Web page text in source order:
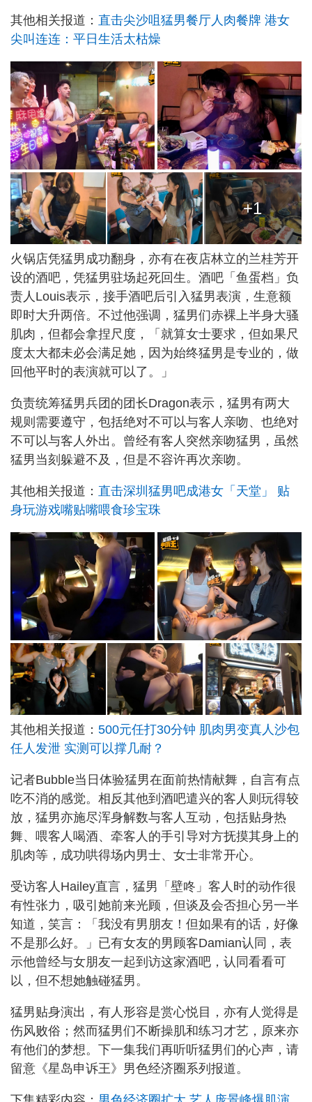
其他相关报道： 直击尖沙咀猛男餐厅人肉餐牌 港女
尖叫连连：平日生活太枯燥
+1
火锅店凭猛男成功翻身，亦有在夜店林立的兰桂芳开
设的酒吧，凭猛男驻场起死回生。酒吧「鱼蛋档」负
责人Louis表示，接手酒吧后引入猛男表演，生意额
即时大升两倍。不过他强调，猛男们赤裸上半身大骚
肌肉，但都会拿捏尺度，「就算女士要求，但如果尺
度太大都未必会满足她，因为始终猛男是专业的，做
回他平时的表演就可以了。」
负责统筹猛男兵团的团长Dragon表示，猛男有两大
规则需要遵守，包括绝对不可以与客人亲吻、也绝对
不可以与客人外出。曾经有客人突然亲吻猛男，虽然
猛男当刻躲避不及，但是不容许再次亲吻。
其他相关报道： 直击深圳猛男吧成港女「天堂」 贴
身玩游戏嘴贴嘴喂食珍宝珠
其他相关报道： 500元任打30分钟 肌肉男变真人沙包
任人发泄 实测可以撑几耐？
记者Bubble当日体验猛男在面前热情献舞，自言有点
吃不消的感觉。相反其他到酒吧遣兴的客人则玩得较
放，猛男亦施尽浑身解数与客人互动，包括贴身热
舞、喂客人喝酒、牵客人的手引导对方抚摸其身上的
肌肉等，成功哄得场内男士、女士非常开心。
受访客人Hailey直言，猛男「壁咚」客人时的动作很
有性张力，吸引她前来光顾，但谈及会否担心另一半
知道，笑言：「我没有男朋友！但如果有的话，好像
不是那么好。」已有女友的男顾客Damian认同，表
示他曾经与女朋友一起到访这家酒吧，认同看看可
以，但不想她触碰猛男。
猛男贴身演出，有人形容是赏心悦目，亦有人觉得是
伤风败俗；然而猛男们不断操肌和练习才艺，原来亦
有他们的梦想。下一集我们再听听猛男们的心声，请
留意《星岛申诉王》男色经济圈系列报道。